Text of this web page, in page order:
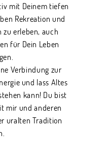
mit Deinem tiefen
Rekreation und
zu erleben, auch
für Dein Leben
Verbindung zur
und lass Altes
kann! Du bist
mir und anderen
uralten Tradition